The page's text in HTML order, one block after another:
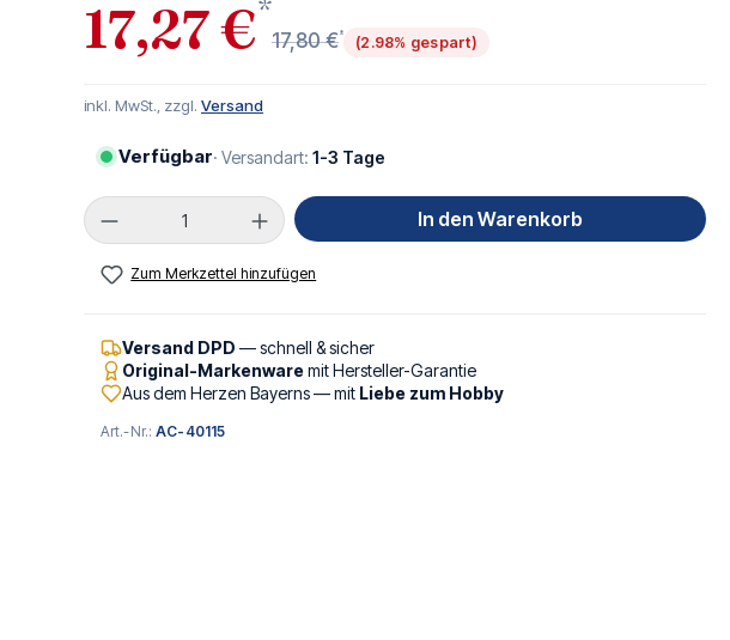
17,27 €*
17,80 €*
(2.98% gespart)
inkl. MwSt., zzgl. Versand
Verfügbar· Versandart: 1-3 Tage
Produkt Anzahl: Gib den gewünschten Wert ein
In den Warenkorb
Zum Merkzettel hinzufügen
Versand DPD — schnell & sicher
Original-Markenwaremit Hersteller-Garantie
Aus dem Herzen Bayerns — mit Liebe zum Hobby
Art.-Nr.:AC-40115